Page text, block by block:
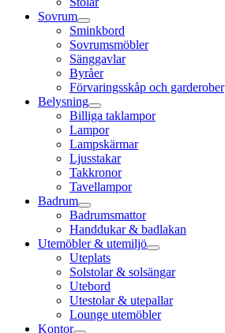
Sovrum
Sminkbord
Sovrumsmöbler
Sänggavlar
Byråer
Förvaringsskåp och garderober
Belysning
Billiga taklampor
Lampor
Lampskärmar
Ljusstakar
Takkronor
Tavellampor
Badrum
Badrumsmattor
Handdukar & badlakan
Utemöbler & utemiljö
Uteplats
Solstolar & solsängar
Utebord
Utestolar & utepallar
Lounge utemöbler
Kontor